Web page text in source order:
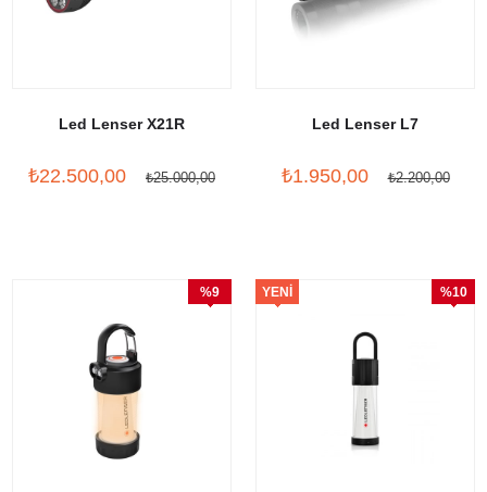
Led Lenser X21R
₺22.500,00 ₺25.000,00
Led Lenser L7
₺1.950,00 ₺2.200,00
%9
%10
YENI